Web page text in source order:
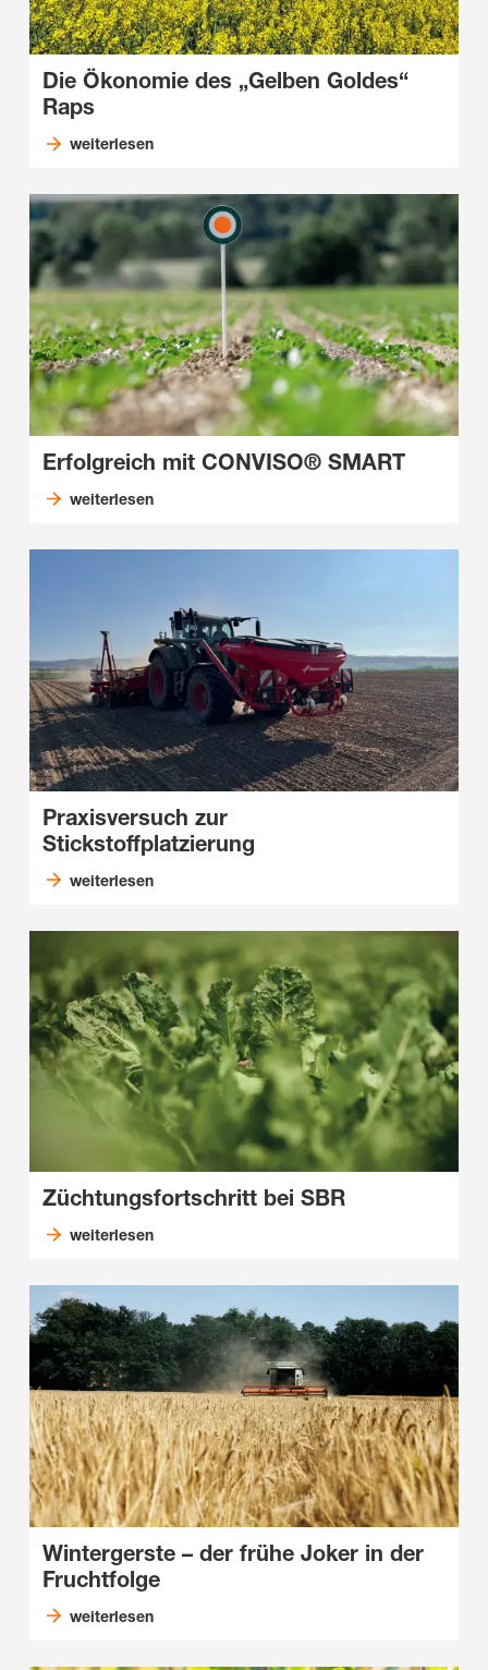
Die Ökonomie des „Gelben Goldes“
Raps
weiterlesen
Erfolgreich mit CONVISO® SMART
weiterlesen
Praxisversuch zur
Stickstoffplatzierung
weiterlesen
Züchtungsfortschritt bei SBR
weiterlesen
Wintergerste – der frühe Joker in der
Fruchtfolge
weiterlesen